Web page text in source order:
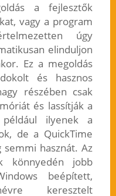
a fejlesztők
vagy a program
úgy
elinduljon
Ez a megoldás
és hasznos
részében csak
és lassítják a
például ilyenek a
de a QuickTime
hasznát. Az
könnyedén jobb
beépített,
keresztelt